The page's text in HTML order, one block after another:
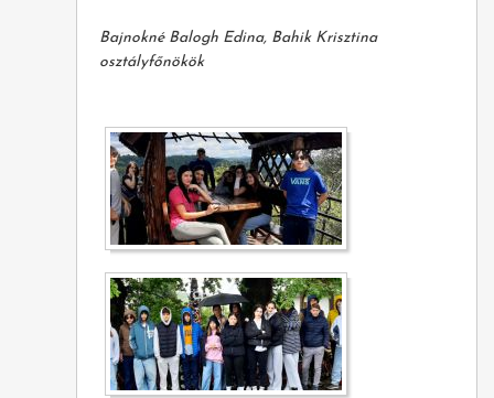
Bajnokné Balogh Edina, Bahik Krisztina
osztályfőnökök